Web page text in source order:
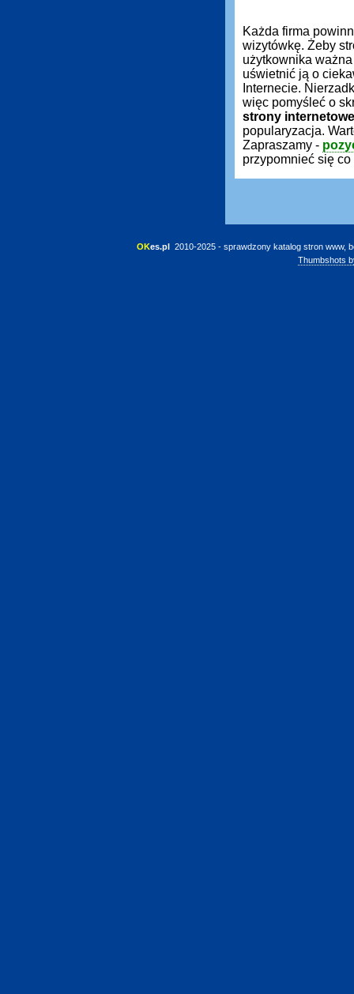
Każda firma
wizytówkę. Żeby
użytkownika
uświetnić ją o
Internecie.
więc pomyśleć o
strony internetowe
popularyzacja.
Zapraszamy -
przypomnieć się
OKes.pl 2010-2025 - sprawdzony katalog stron www,
Thumbshots